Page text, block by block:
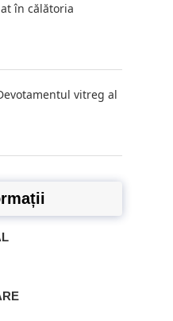
în călătoria
vitreg al